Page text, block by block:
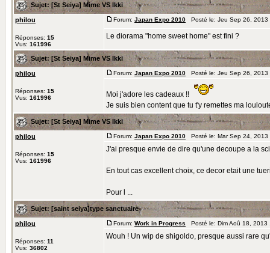
Sujet: [St Seiya] Mime VS Ikki
philou
Réponses: 15
Vus: 161996
Forum: Japan Expo 2010 Posté le: Jeu Sep 26,
Le diorama "home sweet home" est fini ?
Sujet: [St Seiya] Mime VS Ikki
philou
Réponses: 15
Vus: 161996
Forum: Japan Expo 2010 Posté le: Jeu Sep 26,
Moi j'adore les cadeaux !!
Je suis bien content que tu t'y remettes ma
Sujet: [St Seiya] Mime VS Ikki
philou
Réponses: 15
Vus: 161996
Forum: Japan Expo 2010 Posté le: Mar Sep 24,
J'ai presque envie de dire qu'une decoupe a la
En tout cas excellent choix, ce decor etait une
Pour l ...
Sujet: [saint seiya]type sanctuaire
philou
Réponses: 11
Vus: 36802
Forum: Work in Progress Posté le: Dim Aoû 18,
Wouh ! Un wip de shigoldo, presque aussi rare